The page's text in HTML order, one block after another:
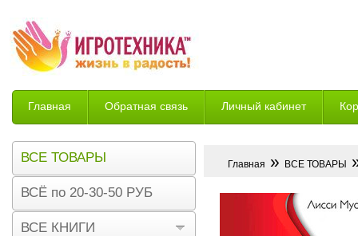
Главная Обратная связь Личный кабинет
Возврат
Главная » ВСЕ ТОВАРЫ
ВСЕ ТОВАРЫ
ВСЁ по 20-30-50 РУБ
ВСЕ КНИГИ